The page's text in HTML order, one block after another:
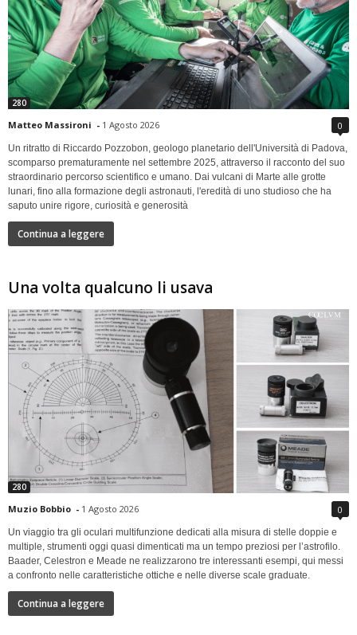
280
Matteo Massironi - 1 Agosto 2026 0
Un ritratto di Riccardo Pozzobon, geologo planetario dell'Università di Padova,
scomparso prematuramente nel settembre 2025, attraverso il racconto del suo
straordinario percorso scientifico e umano. Dai vulcani di Marte alle grotte
lunari, fino alla formazione degli astronauti, l'eredità di uno studioso che ha
saputo unire rigore, curiosità e generosità
Continua a leggere
Una volta qualcuno li usava
280
Muzio Bobbio - 1 Agosto 2026 0
Un viaggio tra gli oculari multifunzione dedicati alla misura di stelle doppie e
multiple, strumenti oggi quasi dimenticati ma un tempo preziosi per l’astrofilo.
Baader, Celestron e Meade ne realizzarono tre interessanti esempi, qui messi
a confronto nelle caratteristiche ottiche e nelle diverse scale graduate.
Continua a leggere